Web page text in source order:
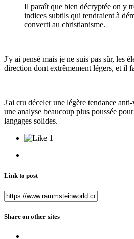
Il paraît que bien décryptée on y
indices subtils qui tendraient à
converti au christianisme.
J'y ai pensé mais je ne suis pas sûr, les
direction dont extrêmement légers, et il
J'ai cru déceler une légère tendance
une analyse beaucoup plus poussée
langages solides.
1
Link to post
Share on other sites